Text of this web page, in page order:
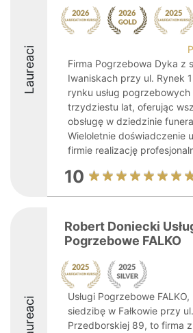
Laureaci
Firma Pogrzebowa Dyka z
Iwaniskach przy ul. Rynek
rynku usług
trzydziestu lat, oferując
obsługę w dziedzinie
Wieloletnie doświadczenie
firmie realizację
10
Laureaci
Robert Doniecki
Pogrzebowe FALKO
Usługi Pogrzebowe
siedzibę w Fałkowie przy ul.
Przedborskiej 89, to firma z